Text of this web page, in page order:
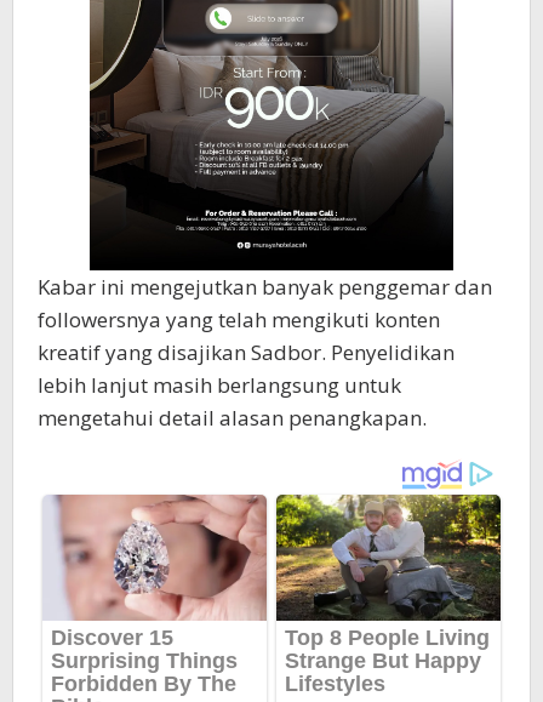
Kabar ini mengejutkan banyak penggemar dan
followersnya yang telah mengikuti konten
kreatif yang disajikan Sadbor. Penyelidikan
lebih lanjut masih berlangsung untuk
mengetahui detail alasan penangkapan.